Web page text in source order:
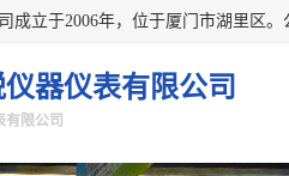
器仪表有限公司
有限公司